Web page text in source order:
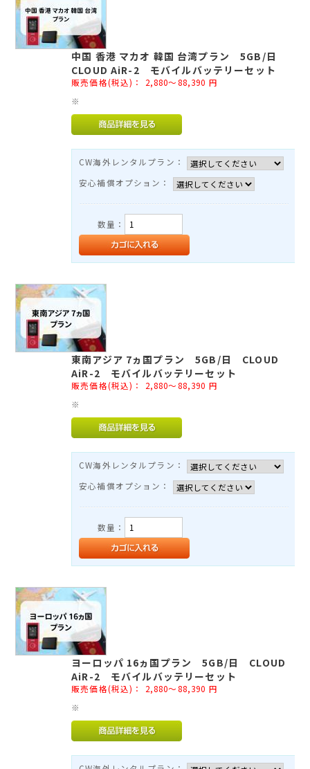
中国 香港 マカオ 韓国 台湾プラン 5GB/日
CLOUD AiR-2 モバイルバッテリーセット
販売価格(税込)： 2,880～88,390 円
※
CW海外レンタルプラン：
安心補償オプション：
数量：
東南アジア 7ヵ国プラン 5GB/日 CLOUD
AiR-2 モバイルバッテリーセット
販売価格(税込)： 2,880～88,390 円
※
CW海外レンタルプラン：
安心補償オプション：
数量：
ヨーロッパ 16ヵ国プラン 5GB/日 CLOUD
AiR-2 モバイルバッテリーセット
販売価格(税込)： 2,880～88,390 円
※